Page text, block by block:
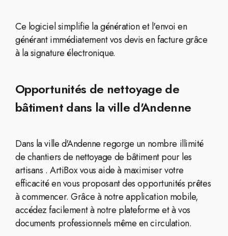
Ce logiciel simplifie la génération et l'envoi en
générant immédiatement vos devis en facture grâce
à la signature électronique.
Opportunités de nettoyage de
bâtiment dans la ville d'Andenne
Dans la ville d'Andenne regorge un nombre illimité
de chantiers de nettoyage de bâtiment pour les
artisans . ArtiBox vous aide à maximiser votre
efficacité en vous proposant des opportunités prêtes
à commencer. Grâce à notre application mobile,
accédez facilement à notre plateforme et à vos
documents professionnels même en circulation.